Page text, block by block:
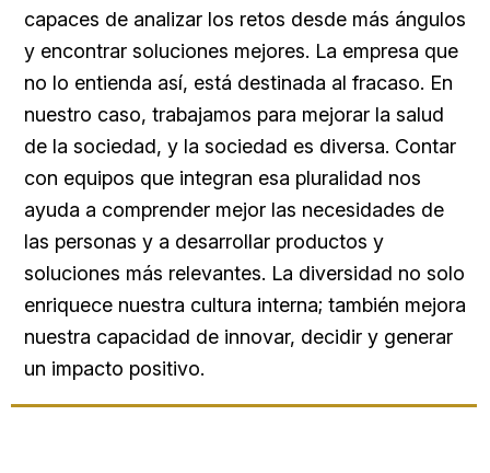
capaces de analizar los retos desde más ángulos
y encontrar soluciones mejores. La empresa que
no lo entienda así, está destinada al fracaso. En
nuestro caso, trabajamos para mejorar la salud
de la sociedad, y la sociedad es diversa. Contar
con equipos que integran esa pluralidad nos
ayuda a comprender mejor las necesidades de
las personas y a desarrollar productos y
soluciones más relevantes. La diversidad no solo
enriquece nuestra cultura interna; también mejora
nuestra capacidad de innovar, decidir y generar
un impacto positivo.